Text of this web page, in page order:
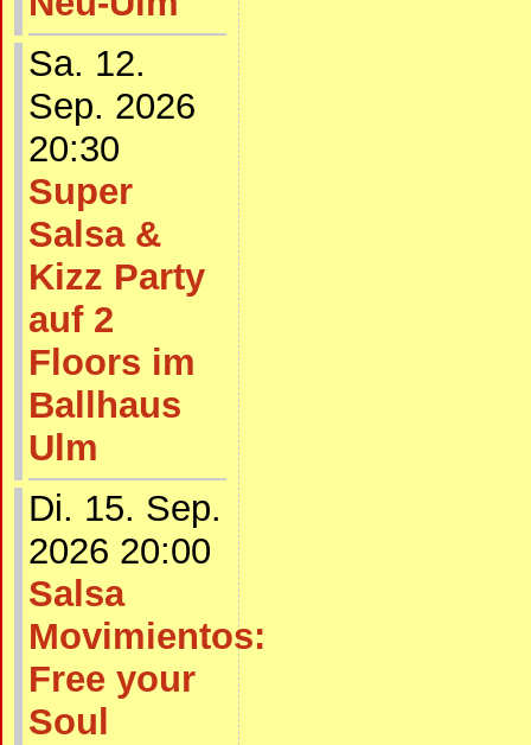
Sa. 12.
Sep. 2026
20:30
Super
Salsa &
Kizz Party
auf 2
Floors im
Ballhaus
Ulm
Di. 15. Sep.
2026 20:00
Salsa
Movimientos:
Free your
Soul